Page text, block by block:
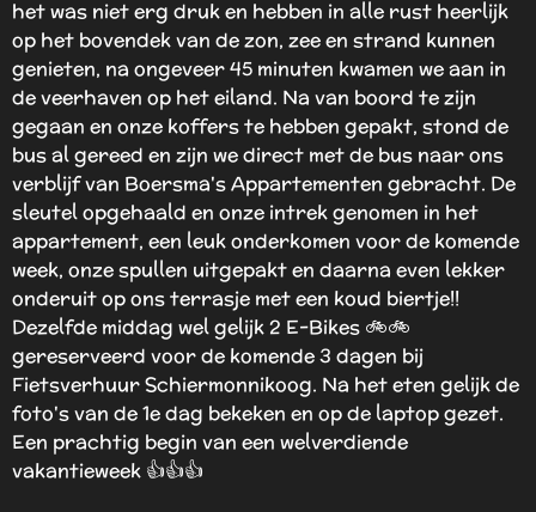
het was niet erg druk en hebben in alle rust heerlijk
op het bovendek van de zon, zee en strand kunnen
genieten, na ongeveer 45 minuten kwamen we aan in
de veerhaven op het eiland. Na van boord te zijn
gegaan en onze koffers te hebben gepakt, stond de
bus al gereed en zijn we direct met de bus naar ons
verblijf van Boersma's Appartementen gebracht. De
sleutel opgehaald en onze intrek genomen in het
appartement, een leuk onderkomen voor de komende
week, onze spullen uitgepakt en daarna even lekker
onderuit op ons terrasje met een koud biertje!!
Dezelfde middag wel gelijk 2 E-Bikes 🚲🚲
gereserveerd voor de komende 3 dagen bij
Fietsverhuur Schiermonnikoog. Na het eten gelijk de
foto's van de 1e dag bekeken en op de laptop gezet.
Een prachtig begin van een welverdiende
vakantieweek 👍👍👍